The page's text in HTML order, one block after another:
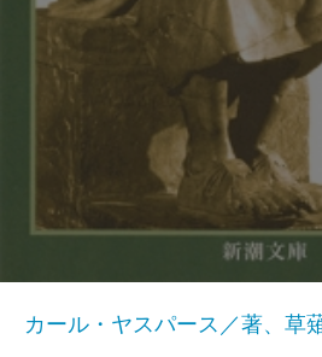
カール・ヤスパース／著、草